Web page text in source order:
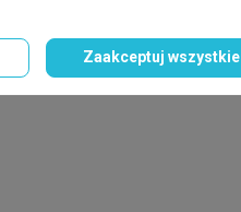
Zaakceptuj wszystkie